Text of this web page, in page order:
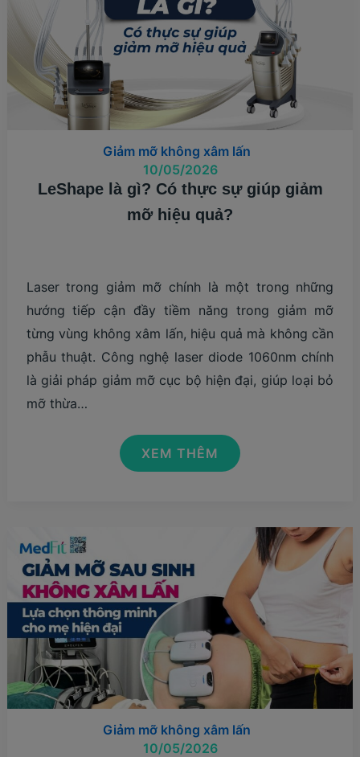
QUẢ?
LeShape là gì? Có thực sự giúp giảm
mỡ hiệu quả?
Giảm mỡ không xâm lấn
10/05/2026
Laser trong giảm mỡ chính là một trong những
hướng tiếp cận đầy tiềm năng trong giảm mỡ
từng vùng không xâm lấn, hiệu quả mà không cần
phẫu thuật. Công nghệ laser diode 1060nm chính
là giải pháp giảm mỡ cục bộ hiện đại, giúp loại bỏ
mỡ thừa…
LESHAPE
HIỆU
QUẢ?
XEM THÊM
Giảm mỡ không xâm lấn
10/05/2026